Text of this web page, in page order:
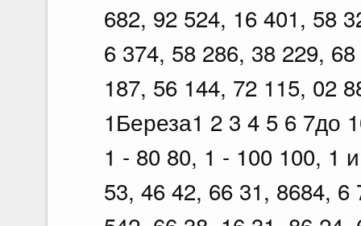
682, 92 524, 16 401, 58
6 374, 58 286, 38 229,
187, 56 144, 72 115, 02
1Береза1 2 3 4 5 6 7до
1 - 80 80, 1 - 100 100, 1
53, 46 42, 66 31, 8684,